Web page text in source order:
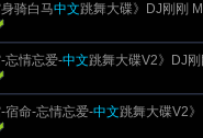
骑白马中文跳舞大碟》DJ刚刚
忘情忘爱-中文跳舞大碟V2》DJ
宿命-忘情忘爱-中文跳舞大碟V2